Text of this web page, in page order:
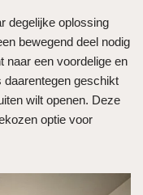
degelijke oplossing
bewegend deel nodig
naar een voordelige en
daarentegen geschikt
wilt openen. Deze
optie voor